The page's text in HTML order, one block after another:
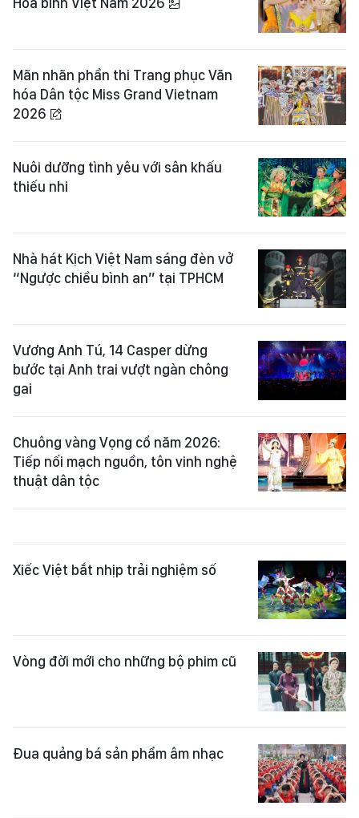
Mãn nhãn phần thi Trang phục Văn
hóa Dân tộc Miss Grand Vietnam
2026
Nuôi dưỡng tình yêu với sân khấu
thiếu nhi
Nhà hát Kịch Việt Nam sáng đèn vở
“Ngược chiều bình an” tại TPHCM
Vương Anh Tú, 14 Casper dừng
bước tại Anh trai vượt ngàn chông
gai
Chuông vàng Vọng cổ năm 2026:
Tiếp nối mạch nguồn, tôn vinh nghệ
thuật dân tộc
Xiếc Việt bắt nhịp trải nghiệm số
Vòng đời mới cho những bộ phim cũ
Đua quảng bá sản phẩm âm nhạc